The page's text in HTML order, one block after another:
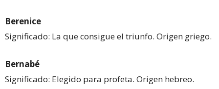
Berenice
Significado: La que consigue el triunfo. Origen griego.
Bernabé
Significado: Elegido para profeta. Origen hebreo.